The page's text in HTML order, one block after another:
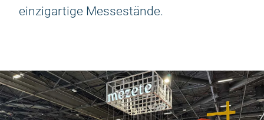
einzigartige Messestände.